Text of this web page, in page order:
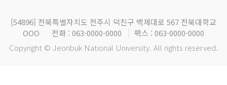
[54896] 전북특별자치도 전주시 덕진구 백제대로 567 전북대학교
OOO
전화 : 063-0000-0000
팩스 : 063-0000-0000
Copyright © Jeonbuk National University. All rights reserved.